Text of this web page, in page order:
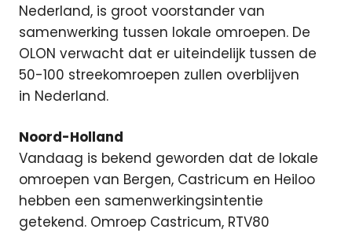
Nederland, is groot voorstander van
samenwerking tussen lokale omroepen. De
OLON verwacht dat er uiteindelijk tussen de
50-100 streekomroepen zullen overblijven
in Nederland.
Noord-Holland
Vandaag is bekend geworden dat de lokale
omroepen van Bergen, Castricum en Heiloo
hebben een samenwerkingsintentie
getekend. Omroep Castricum, RTV80